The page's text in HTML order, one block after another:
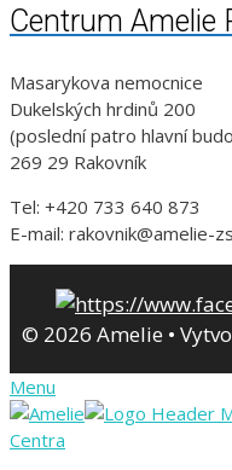
Centrum Amelie
Masarykova nemocnice
Dukelských hrdinů 200
(poslední patro hlavní
269 29 Rakovník
Tel: +420 733 640 873
E-mail: rakovnik@amelie-
© 2026 Amelie •
Menu
Centra